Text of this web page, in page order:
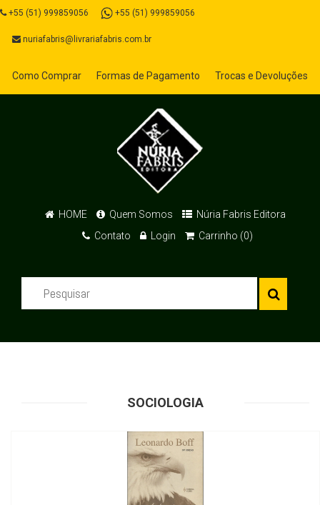
+55 (51) 999859056 +55 (51) 999859056
nuriafabris@livrariafabris.com.br
Como Comprar Formas de Pagamento Trocas e Devoluções
HOME Quem Somos
Núria Fabris Editora
Contato
Login Carrinho (0)
SOCIOLOGIA